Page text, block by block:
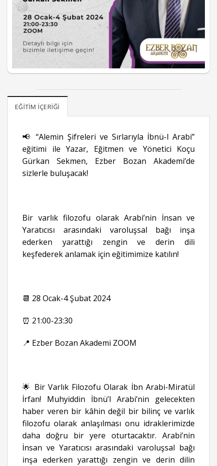
EĞITIM İÇERIĞI
📢 “Alemin Şifreleri ve Sırlarıyla İbnü-l Arabi”
eğitimi ile Yazar, Eğitmen ve Yönetici Koçu
Gürkan Sekmen, Ezber Bozan Akademi’de
sizlerle buluşacak!
Bir varlık filozofu olarak Arabi’nin İnsan ve
Yaratıcısı arasındaki varoluşsal bağı inşa
ederken yarattığı zengin ve derin dili
keşfederek anlamak için eğitimimize katılın!
📆 28 Ocak-4 Şubat 2024
⏰ 21:00-23:30
📍 Ezber Bozan Akademi ZOOM
🌟 Bir Varlık Filozofu Olarak İbn Arabi-Miratül
İrfan! Muhyiddin İbnü’l Arabi’nin gelecekten
haber veren bir kâhin değil bir bilinç ve varlık
filozofu olarak anlaşılması onu idraklerimizde
daha doğru bir yere oturtacaktır. Arabi’nin
İnsan ve Yaratıcısı arasındaki varoluşsal bağı
inşa ederken yarattığı zengin ve derin dilin